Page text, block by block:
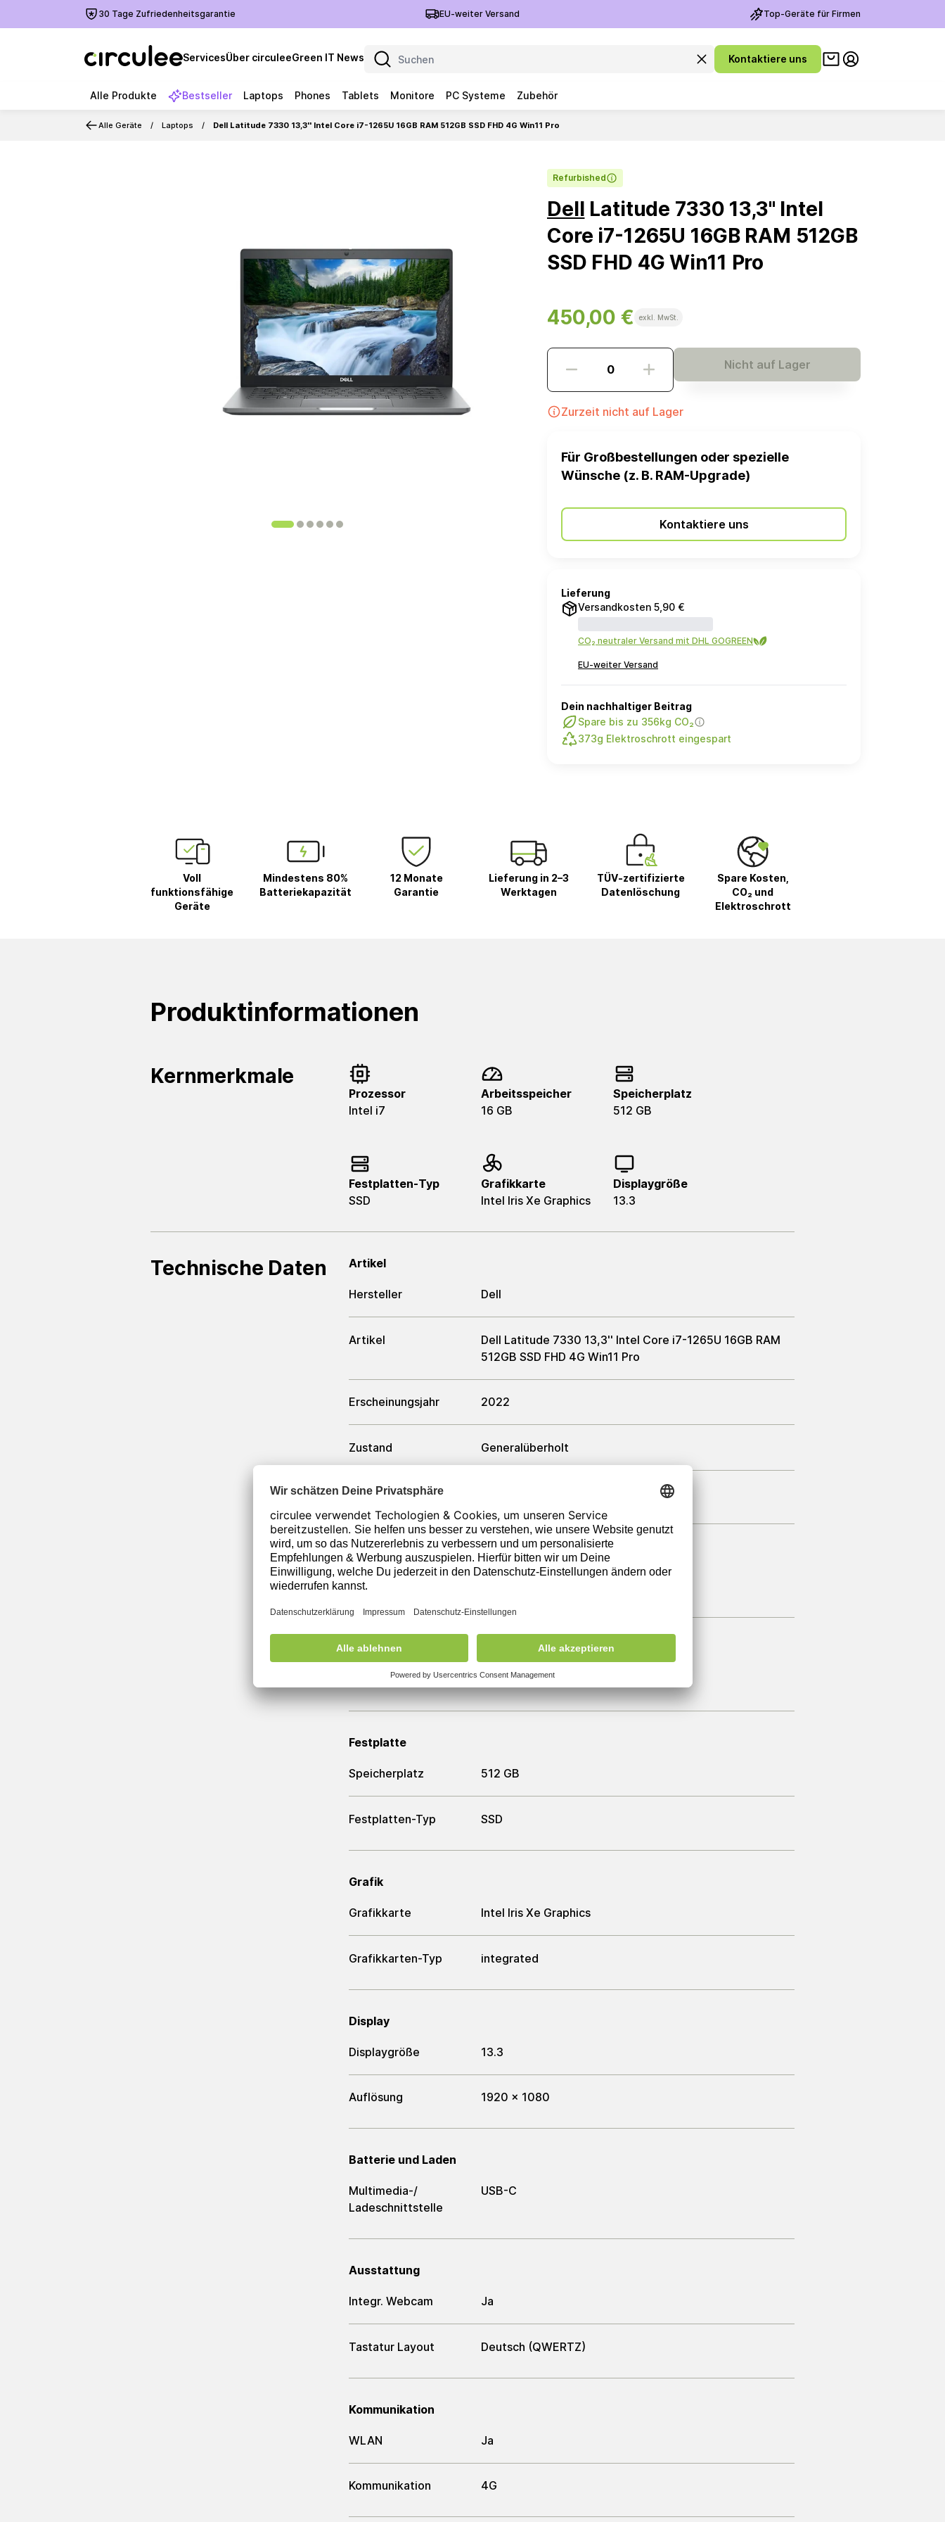
30 Tage Zufriedenheitsgarantie EU-weiter Versand Top-Geräte für Firmen
ServicesÜber circuleeGreen IT News Suchanfrage leeren
Kontaktiere uns
Warenkorb ansehen
Alle Produkte Bestseller Laptops Phones Tablets Monitore PC Systeme Zubehör
Alle Geräte Laptops Dell Latitude 7330 13,3'' Intel Core i7-1265U 16GB RAM 512GB SSD FHD 4G Win11 Pro
Refurbished
Dell Latitude 7330 13,3'' Intel
Core i7-1265U 16GB RAM 512GB
SSD FHD 4G Win11 Pro
450,00 € exkl. MwSt.
Nicht auf Lager
Zurzeit nicht auf Lager
Für Großbestellungen oder spezielle
Wünsche (z. B. RAM-Upgrade)
Kontaktiere uns
Lieferung
Versandkosten 5,90 €
CO₂ neutraler Versand mit DHL GOGREEN
EU-weiter Versand
Dein nachhaltiger Beitrag
Spare bis zu 356kg CO₂
373g Elektroschrott eingespart
Voll
funktionsfähige
Geräte
Mindestens 80%
Batteriekapazität
12 Monate
Garantie
Lieferung in 2–3
Werktagen
TÜV-zertifizierte
Datenlöschung
Spare Kosten,
CO₂ und
Elektroschrott
Produktinformationen
Kernmerkmale
Prozessor
Intel i7
Arbeitsspeicher
16 GB
Speicherplatz
512 GB
Festplatten-Typ
SSD
Grafikkarte
Intel Iris Xe Graphics
Displaygröße
13.3
Technische Daten Artikel
Hersteller Dell
Artikel
Dell Latitude 7330 13,3'' Intel Core i7-1265U 16GB RAM
512GB SSD FHD 4G Win11 Pro
Erscheinungsjahr 2022
Zustand Generalüberholt
Farbe
Prozessor
Prozessor
Arbeitsspeicher
Arbeitsspeicher 16 GB
Festplatte
Speicherplatz 512 GB
Festplatten-Typ SSD
Grafik
Grafikkarte Intel Iris Xe Graphics
Grafikkarten-Typ integrated
Display
Displaygröße 13.3
Auflösung 1920 x 1080
Batterie und Laden
Multimedia-/​
Ladeschnittstelle
USB-C
Ausstattung
Integr. Webcam Ja
Tastatur Layout Deutsch (QWERTZ)
Kommunikation
WLAN Ja
Kommunikation 4G